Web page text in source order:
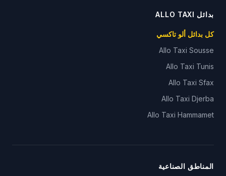
بدائل ALLO TAXI
كل بدائل ألو تاكسي
Allo Taxi Sousse
Allo Taxi Tunis
Allo Taxi Sfax
Allo Taxi Djerba
Allo Taxi Hammamet
المناطق الصناعية